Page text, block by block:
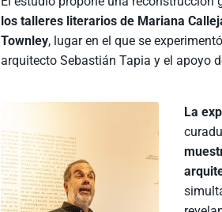
los talleres literarios de Mariana
Townley, lugar en el que se
arquitecto Sebastián Tapia y el apoyo
La